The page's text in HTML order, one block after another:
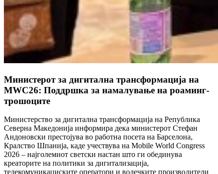
Министерот за дигитална трансформација на
MWC26: Поддршка за намалување на роаминг-
трошоците
Министерство за дигитална трансформација на Република
Северна Македонија информира дека министерот Стефан
Андоновски престојува во работна посета на Барселона,
Кралство Шпанија, каде учествува на Mobile World Congress
2026 – најголемиот светски настан што ги обединува
креаторите на политики за дигитализација,
телекомуникациските оператори и водечките производители